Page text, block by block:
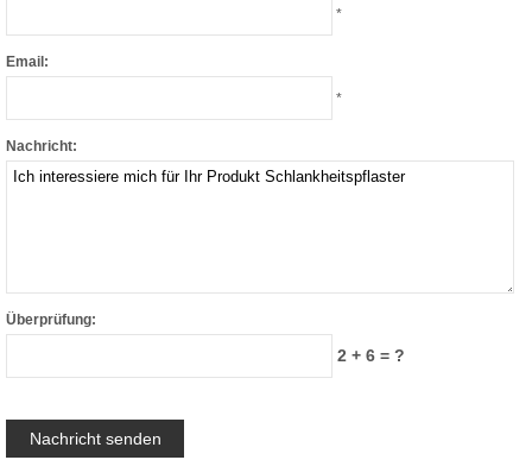
*
Email:
*
Nachricht:
Überprüfung:
2 + 6 = ?